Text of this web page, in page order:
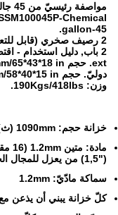
مواصفة رئيسيّ من 45 جالون كيميائيّ تخزين خزانة.
SSM100045P-Chemical تخزين خزانة.
45-gallon.
2 رصيف صخري (قابل للتعديل).
2 باب, دليل استخدام - اقتصاد نموذج.
ext. حجم H*W*D (mm/in): 1650*1090*460mm/65*43*18 in.
دوليّ. حجم H*W*D (mm/in): 1470*1010*380mm/58*40*15 in.
وزن: 190Kgs/418lbs.
خزانة حجم: 1090mm (ث) x460mm (d) x1650mm (h)
(1,5") من يعزل للمجال الجوي
سماكة مادّيّ: 1.2mm
كلّ خزانة يبني أن يذعن مع FM, osha